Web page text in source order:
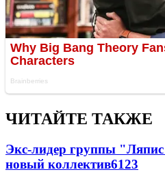
ЧИТАЙТЕ ТАКЖЕ
Экс-лидер группы
новый коллектив6123